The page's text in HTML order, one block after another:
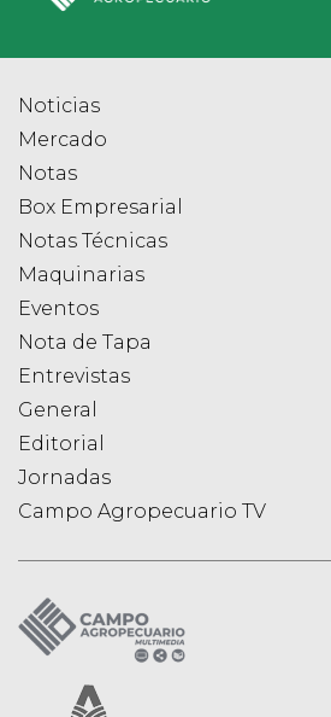
Noticias
Mercado
Notas
Box Empresarial
Notas Técnicas
Maquinarias
Eventos
Nota de Tapa
Entrevistas
General
Editorial
Jornadas
Campo Agropecuario TV